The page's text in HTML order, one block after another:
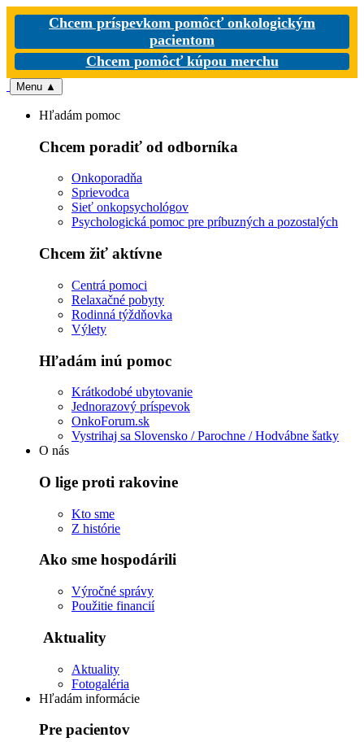
Chcem príspevkom pomôcť onkologickým
pacientom
Chcem pomôcť kúpou merchu
Menu ▲
Hľadám pomoc
Chcem poradiť od odborníka
Onkoporadňa
Sprievodca
Sieť onkopsychológov
Psychologická pomoc pre príbuzných a pozostalých
Chcem žiť aktívne
Centrá pomoci
Relaxačné pobyty
Rodinná týždňovka
Výlety
Hľadám inú pomoc
Krátkodobé ubytovanie
Jednorazový príspevok
OnkoForum.sk
Vystrihaj sa Slovensko / Parochne / Hodvábne šatky
O nás
O lige proti rakovine
Kto sme
Z histórie
Ako sme hospodárili
Výročné správy
Použitie financií
Aktuality
Aktuality
Fotogaléria
Hľadám informácie
Pre pacientov